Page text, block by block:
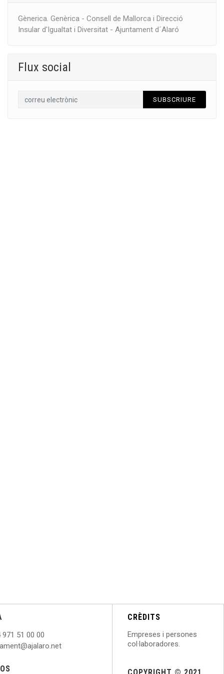
Gènerica. Genèrica - Consell de Mallorca i Direcció
Insular d'Igualtat i Diversitat - Ajuntament d´Alaró
Flux social
SUBSCRIURE
971 51 00 00
CRÈDITS
Empreses i persones
col·laboradores.